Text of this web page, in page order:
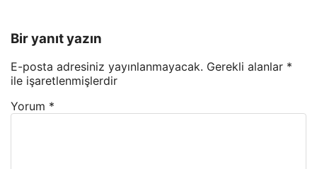
Bir yanıt yazın
E-posta adresiniz yayınlanmayacak. Gerekli alanlar *
ile işaretlenmişlerdir
Yorum *